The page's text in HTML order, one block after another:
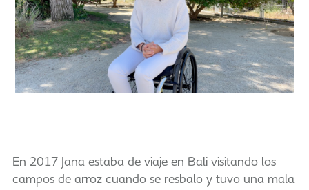
En 2017 Jana estaba de viaje en Bali visitando los
campos de arroz cuando se resbalo y tuvo una mala